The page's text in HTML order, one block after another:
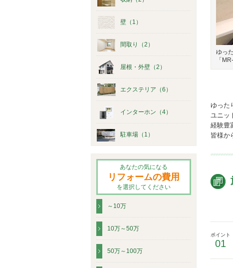
ゆっ
「
ゆった
ユニッ
経験豊
皆様か
ポイント
01
壁（1）
間取り（2）
屋根・外壁（2）
エクステリア（6）
インターホン（4）
駐車場（1）
あなたの気になる
リフォームの費用
を選択してください
～10万
10万～50万
50万～100万